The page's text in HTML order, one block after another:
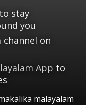
to stay
you
channel on
App to
malayalam